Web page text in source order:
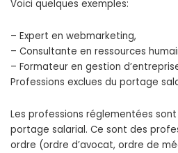
Voici quelques exemples:
– Expert en webmarketing,
– Consultante en ressources
– Formateur en gestion
Professions exclues du portage
Les professions réglementées
portage salarial. Ce sont des
ordre (ordre d’avocat, ordre de